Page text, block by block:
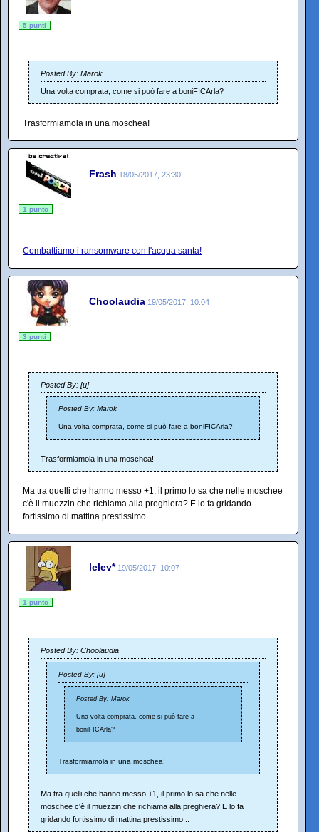
5 punti
Posted By: Marok
Una volta comprata, come si può fare a boniFICArla?
Trasformiamola in una moschea!
Frash 18/05/2017, 23:30
1 punto
Combattiamo i ransomware con l'acqua santa!
Choolaudia 19/05/2017, 10:04
3 punti
Posted By: [u]
Posted By: Marok
Una volta comprata, come si può fare a boniFICArla?
Trasformiamola in una moschea!
Ma tra quelli che hanno messo +1, il primo lo sa che nelle moschee
c'è il muezzin che richiama alla preghiera? E lo fa gridando
fortissimo di mattina prestissimo...
lelev* 19/05/2017, 10:07
1 punto
Posted By: Choolaudia
Posted By: [u]
Posted By: Marok
Una volta comprata, come si può fare a
boniFICArla?
Trasformiamola in una moschea!
Ma tra quelli che hanno messo +1, il primo lo sa che nelle
moschee c'è il muezzin che richiama alla preghiera? E lo fa
gridando fortissimo di mattina prestissimo...